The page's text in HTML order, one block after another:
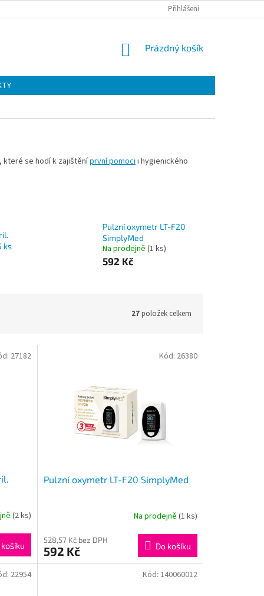
Přihlášení
NÁKUPNÍ
Prázdný košík
které se hodí k zajištěníprvní pomoci i hygienického
ks
Pulzní oxymetr LT-F20
SimplyMed
Na prodejně (1 ks)
592 Kč
27položek celkem
(2 ks)
košíku
27182
Pulzní oxymetr LT-F20 SimplyMed
Na prodejně (1 ks)
528,57 Kč bez DPH
592 Kč Do košíku
Kód: 26380
22954 Kód: 140060012